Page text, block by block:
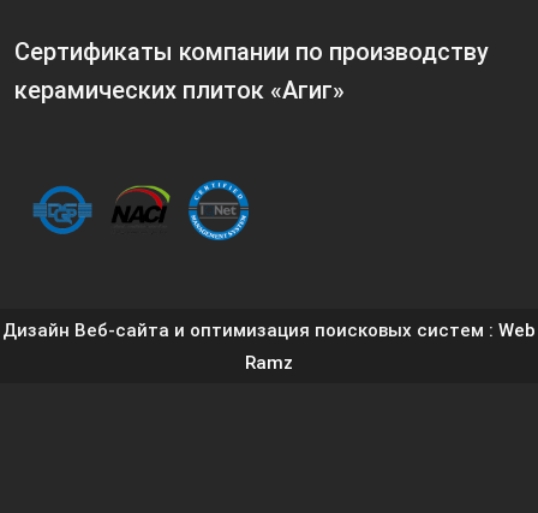
Сертификаты компании по производству
керамических плиток «Агиг»
Дизайн Веб-сайта и оптимизация поисковых систем : Web
Ramz